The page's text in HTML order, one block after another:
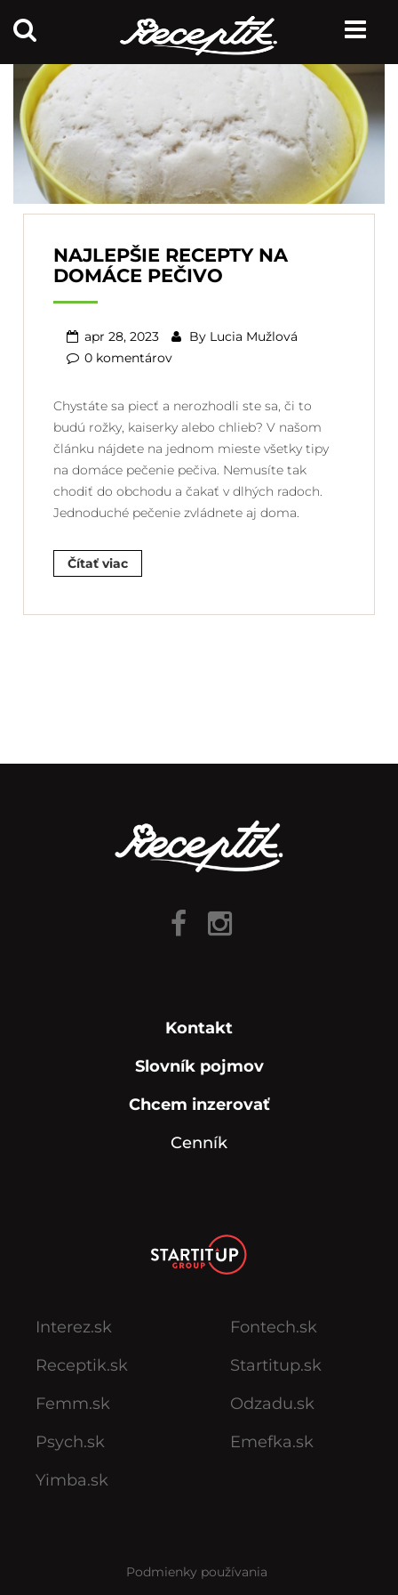
NAJLEPŠIE RECEPTY NA
DOMÁCE PEČIVO
apr 28, 2023 By Lucia Mužlová
0 komentárov
Chystáte sa piecť a nerozhodli ste sa, či to
budú rožky, kaiserky alebo chlieb? V našom
článku nájdete na jednom mieste všetky tipy
na domáce pečenie pečiva. Nemusíte tak
chodiť do obchodu a čakať v dlhých radoch.
Jednoduché pečenie zvládnete aj doma.
Čítať viac
Kontakt
Slovník pojmov
Chcem inzerovať
Cenník
Interez.sk
Receptik.sk
Femm.sk
Psych.sk
Yimba.sk
Fontech.sk
Startitup.sk
Odzadu.sk
Emefka.sk
Podmienky používania